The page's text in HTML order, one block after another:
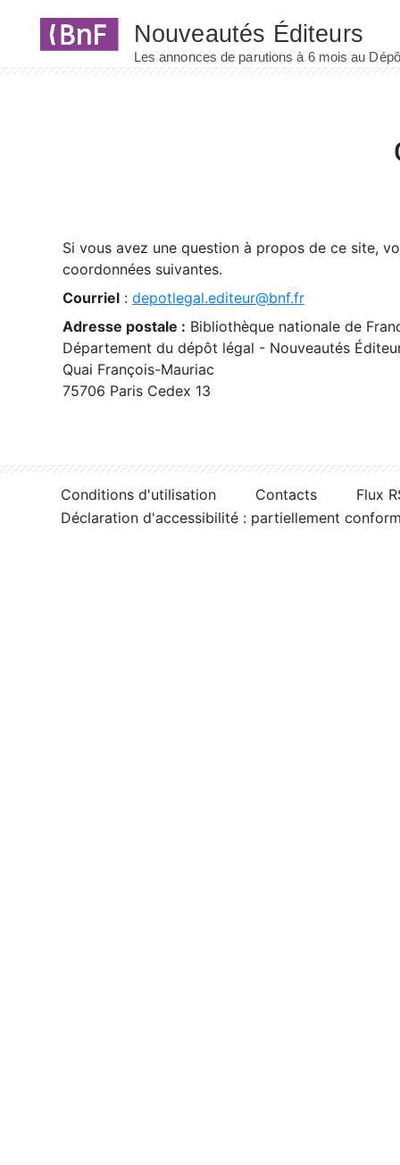
Si vous avez une question à propos de ce site,
coordonnées suivantes.
Courriel : depotlegal.editeur@bnf.fr
Adresse postale : Bibliothèque nationale de
Département du dépôt légal - Nouveautés
Quai François-Mauriac
75706 Paris Cedex 13
Conditions d'utilisation Contacts
Flux
Déclaration d'accessibilité : partiellement